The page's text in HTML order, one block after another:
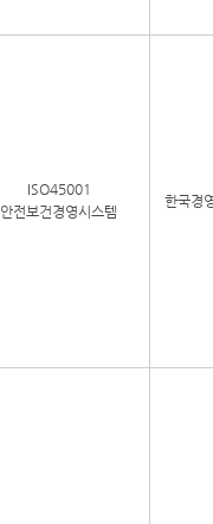
ISO45001
안전보건경영시스템
한국경